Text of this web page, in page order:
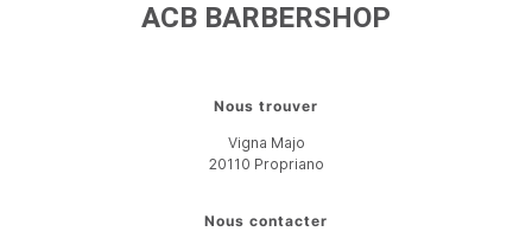
ACB BARBERSHOP
Nous trouver
Vigna Majo
20110 Propriano
Nous contacter